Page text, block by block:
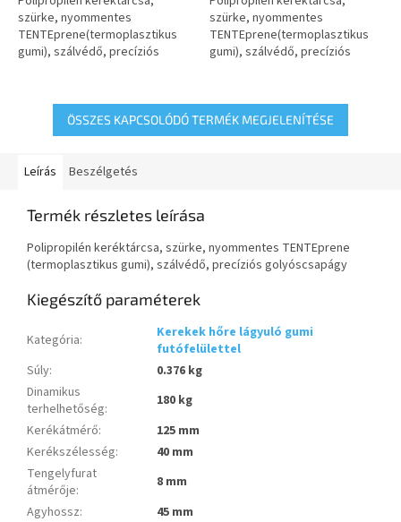
szürke, nyommentes
TENTEprene(termoplasztikus
gumi), szálvédő, precíziós
szürke, nyommentes
TENTEprene(termoplasztikus
gumi), szálvédő, precíziós
ÖSSZES KAPCSOLÓDÓ TERMÉK MEGJELENÍTÉSE
Leírás Beszélgetés
Termék részletes leírása
Polipropilén keréktárcsa, szürke, nyommentes TENTEprene
(termoplasztikus gumi), szálvédő, precíziós golyóscsapágy
Kiegészítő paraméterek
Kategória:
Kerekek hőre lágyuló gumi
futófelülettel
Súly:
0.376 kg
Dinamikus
terhelhetőség:
180 kg
Kerékátmérő:
125 mm
Kerékszélesség:
40 mm
Tengelyfurat
átmérője:
8 mm
Agyhossz:
45 mm